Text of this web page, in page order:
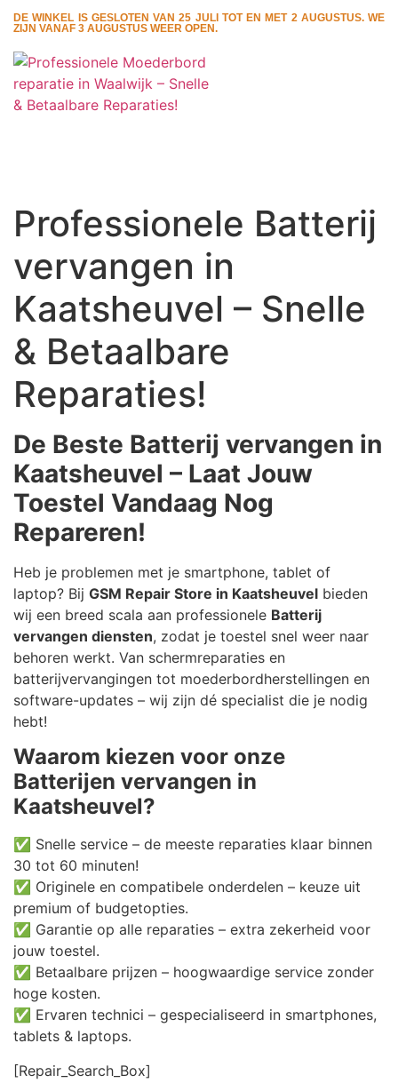
DE WINKEL IS GESLOTEN VAN 25 JULI TOT EN MET 2 AUGUSTUS. WE
ZIJN VANAF 3 AUGUSTUS WEER OPEN.
Professionele Batterij
vervangen in
Kaatsheuvel – Snelle
& Betaalbare
Reparaties!
De Beste Batterij vervangen in
Kaatsheuvel – Laat Jouw
Toestel Vandaag Nog
Repareren!
Heb je problemen met je smartphone, tablet of
laptop? Bij GSM Repair Store in Kaatsheuvel bieden
wij een breed scala aan professionele Batterij
vervangen diensten, zodat je toestel snel weer naar
behoren werkt. Van schermreparaties en
batterijvervangingen tot moederbordherstellingen en
software-updates – wij zijn dé specialist die je nodig
hebt!
Waarom kiezen voor onze
Batterijen vervangen in
Kaatsheuvel?
✅ Snelle service – de meeste reparaties klaar binnen
30 tot 60 minuten!
✅ Originele en compatibele onderdelen – keuze uit
premium of budgetopties.
✅ Garantie op alle reparaties – extra zekerheid voor
jouw toestel.
✅ Betaalbare prijzen – hoogwaardige service zonder
hoge kosten.
✅ Ervaren technici – gespecialiseerd in smartphones,
tablets & laptops.
[Repair_Search_Box]